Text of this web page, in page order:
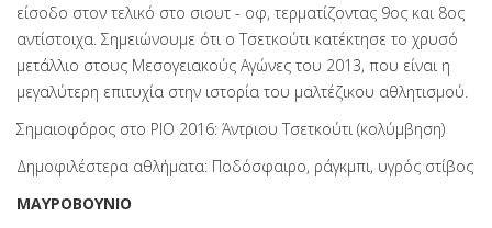
είσοδο στον τελικό στο σιουτ - οφ, τερματίζοντας 9ος και 8ος
αντίστοιχα. Σημειώνουμε ότι ο Τσετκούτι κατέκτησε το χρυσό
μετάλλιο στους Μεσογειακούς Αγώνες του 2013, που είναι η
μεγαλύτερη επιτυχία στην ιστορία του μαλτέζικου αθλητισμού.
Σημαιοφόρος στο ΡΙΟ 2016: Άντριου Τσετκούτι (κολύμβηση)
Δημοφιλέστερα αθλήματα: Ποδόσφαιρο, ράγκμπι, υγρός στίβος
ΜΑΥΡΟΒΟΥΝΙΟ